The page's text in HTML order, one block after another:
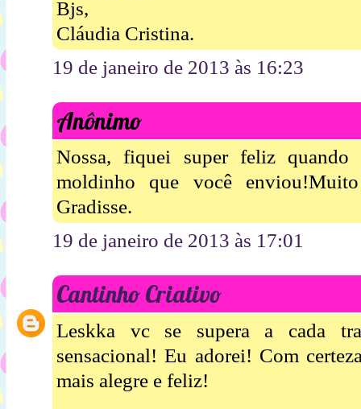
Bjs,
Cláudia Cristina.
19 de janeiro de 2013 às 16:23
Anônimo
Nossa, fiquei super feliz
moldinho que você
Gradisse.
19 de janeiro de 2013 às 17:01
Cantinho Criativo
Leskka vc se supera a cada
sensacional! Eu adorei! Com
mais alegre e feliz!